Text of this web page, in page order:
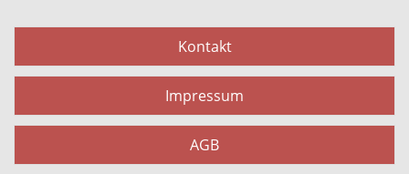
Kontakt
Impressum
AGB